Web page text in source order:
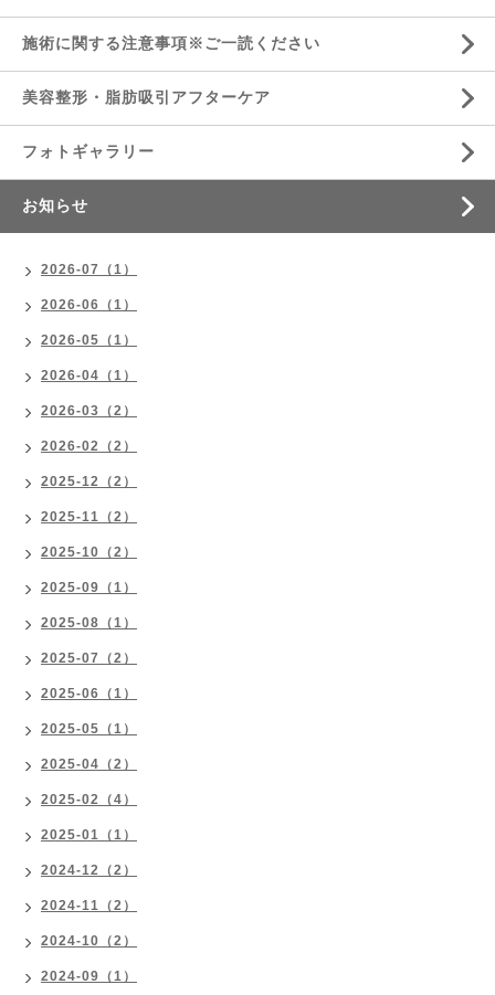
施術に関する注意事項※ご一読ください
美容整形・脂肪吸引アフターケア
フォトギャラリー
お知らせ
2026-07（1）
2026-06（1）
2026-05（1）
2026-04（1）
2026-03（2）
2026-02（2）
2025-12（2）
2025-11（2）
2025-10（2）
2025-09（1）
2025-08（1）
2025-07（2）
2025-06（1）
2025-05（1）
2025-04（2）
2025-02（4）
2025-01（1）
2024-12（2）
2024-11（2）
2024-10（2）
2024-09（1）